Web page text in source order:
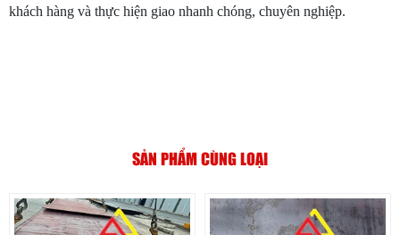
khách hàng và thực hiện giao nhanh chóng, chuyên nghiệp.
SẢN PHẨM CÙNG LOẠI